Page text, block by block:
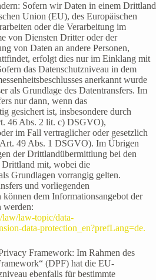
Sofern wir Daten in einem Drittland
Union (EU), des Europäischen
oder die Verarbeitung im
von Diensten Dritter oder der
von Daten an andere Personen,
erfolgt dies nur im Einklang mit
das Datenschutzniveau in dem
anerkannt wurde
als Grundlage des Datentransfers. Im
nur dann, wenn das
gesichert ist, insbesondere durch
46 Abs. 2 lit. c) DSGVO),
im Fall vertraglicher oder gesetzlich
49 Abs. 1 DSGVO). Im Übrigen
der Drittlandübermittlung bei den
Drittland mit, wobei die
Grundlagen vorrangig gelten.
und vorliegenden
können dem Informationsangebot der
werden:
law/law-topic/data-
data-protection_en?prefLang=de.
Framework: Im Rahmen des
(DPF) hat die EU-
ebenfalls für bestimmte